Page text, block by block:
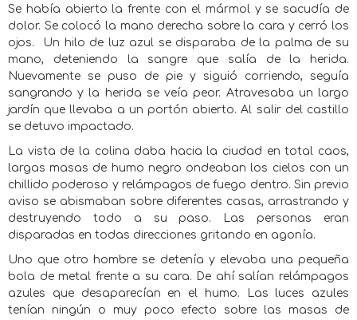
Se había abierto la frente con el mármol y se sacudía de
dolor. Se colocó la mano derecha sobre la cara y cerró los
ojos.
Un hilo de luz azul se disparaba de la palma de su
mano, deteniendo la sangre que salía de la herida.
Nuevamente se puso de pie y siguió corriendo, seguía
sangrando y la herida se veía peor. Atravesaba un largo
jardín que llevaba a un portón abierto. Al salir del castillo
se detuvo impactado.
La vista de la colina daba hacia la ciudad en total caos,
largas masas de humo negro ondeaban los cielos con un
chillido poderoso y relámpagos de fuego dentro. Sin previo
aviso se abismaban sobre diferentes casas, arrastrando y
destruyendo todo a su paso. Las personas eran
disparadas en todas direcciones gritando en agonía.
Uno que otro hombre se detenía y elevaba una pequeña
bola de metal frente a su cara. De ahí salían relámpagos
azules que desaparecían en el humo. Las luces azules
tenían ningún o muy poco efecto sobre las masas de